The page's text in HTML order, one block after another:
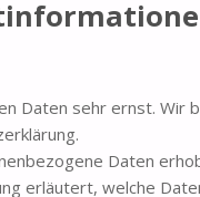
Daten sehr ernst.
Daten
erläutert, welche